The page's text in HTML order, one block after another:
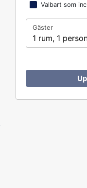
Valbart som
Gäster
1 rum, 1